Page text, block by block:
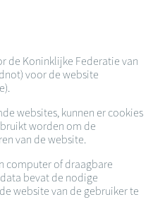
de Koninklijke Federatie van
voor de website
websites, kunnen er cookies
worden om de
van de website.
computer of draagbare
bevat de nodige
website van de gebruiker te